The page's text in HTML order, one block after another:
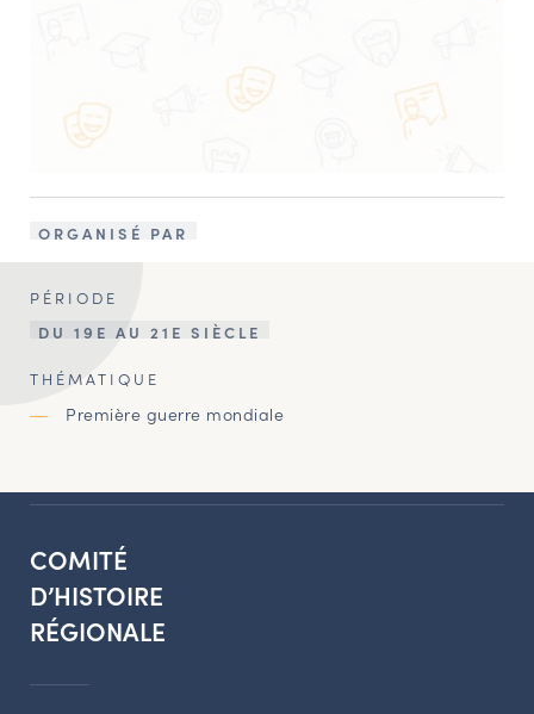
ORGANISÉ PAR
PÉRIODE
DU 19E AU 21E SIÈCLE
THÉMATIQUE
Première guerre mondiale
COMITÉ
D’HISTOIRE
RÉGIONALE